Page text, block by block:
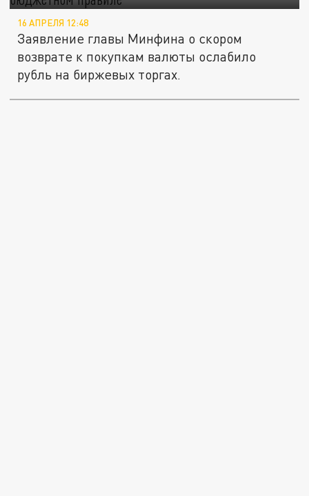
16 АПРЕЛЯ 12:48
Заявление главы Минфина о скором
возврате к покупкам валюты ослабило
рубль на биржевых торгах.